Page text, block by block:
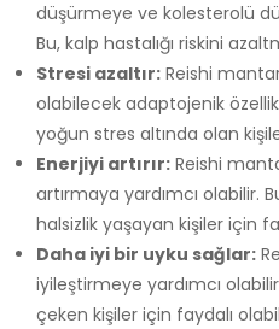
düşürmeye ve kolesterolü
Bu, kalp hastalığı riskini
Stresi azaltır: Reishi
olabilecek adaptojenik
yoğun stres altında olan
Enerjiyi artırır: Reishi
artırmaya yardımcı olabilir.
halsizlik yaşayan kişiler için
Daha iyi bir uyku sağlar:
iyileştirmeye yardımcı
çeken kişiler için faydalı